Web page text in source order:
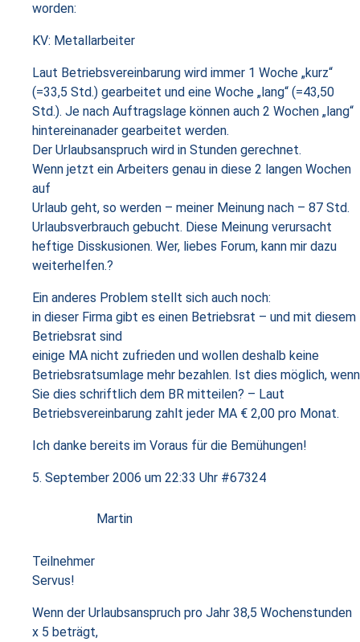
worden:
KV: Metallarbeiter
Laut Betriebsvereinbarung wird immer 1 Woche „kurz“
(=33,5 Std.) gearbeitet und eine Woche „lang“ (=43,50
Std.). Je nach Auftragslage können auch 2 Wochen „lang“
hintereinanader gearbeitet werden.
Der Urlaubsanspruch wird in Stunden gerechnet.
Wenn jetzt ein Arbeiters genau in diese 2 langen Wochen
auf
Urlaub geht, so werden – meiner Meinung nach – 87 Std.
Urlaubsverbrauch gebucht. Diese Meinung verursacht
heftige Disskusionen. Wer, liebes Forum, kann mir dazu
weiterhelfen.?
Ein anderes Problem stellt sich auch noch:
in dieser Firma gibt es einen Betriebsrat – und mit diesem
Betriebsrat sind
einige MA nicht zufrieden und wollen deshalb keine
Betriebsratsumlage mehr bezahlen. Ist dies möglich, wenn
Sie dies schriftlich dem BR mitteilen? – Laut
Betriebsvereinbarung zahlt jeder MA € 2,00 pro Monat.
Ich danke bereits im Voraus für die Bemühungen!
5. September 2006 um 22:33 Uhr #67324
Martin
Teilnehmer
Servus!
Wenn der Urlaubsanspruch pro Jahr 38,5 Wochenstunden
x 5 beträgt,